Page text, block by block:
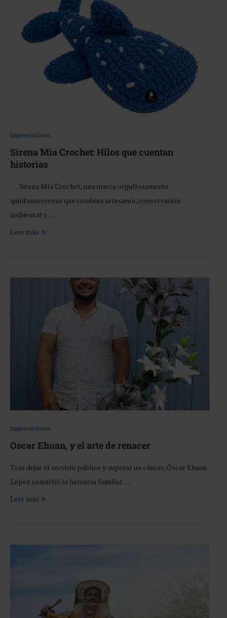
Emprendedores
Sirena Mia Crochet: Hilos que cuentan
historias
Sirena Mía Crochet, una marca orgullosamente
quintanarroense que combina artesanía, conservación
ambiental y …
Leer más
Emprendedores
Oscar Ehuan, y el arte de renacer
Tras dejar el servicio público y superar un cáncer, Óscar Ehuan
López convirtió la herencia familiar …
Leer más